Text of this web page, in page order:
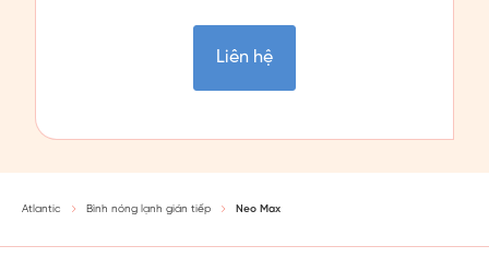
Liên hệ
Atlantic Bình nóng lạnh gián tiếp Neo Max